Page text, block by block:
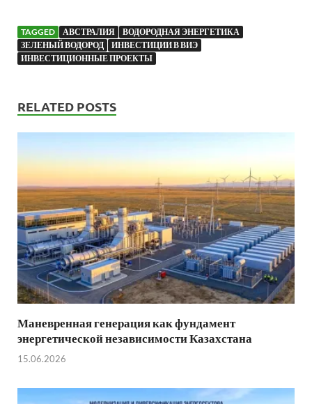
TAGGED АВСТРАЛИЯ
ВОДОРОДНАЯ ЭНЕРГЕТИКА
ЗЕЛЕНЫЙ ВОДОРОД
ИНВЕСТИЦИИ В ВИЭ
ИНВЕСТИЦИОННЫЕ ПРОЕКТЫ
RELATED POSTS
Маневренная генерация как фундамент
энергетической независимости Казахстана
15.06.2026